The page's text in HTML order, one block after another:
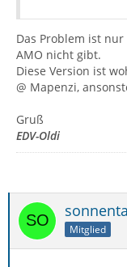
Das Problem ist
AMO nicht gibt.
Diese Version ist
@ Mapenzi,
Gruß
EDV-Oldi
Mitglied